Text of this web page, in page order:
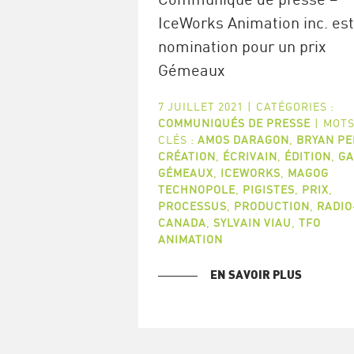
IceWorks Animation inc.
nomination pour un prix
Gémeaux
7 JUILLET 2021 | CATÉGORIES :
COMMUNIQUÉS DE PRESSE |
CLÉS : AMOS DARAGON BRYAN
CRÉATION
ÉCRIVAIN ÉDITION
GÉMEAUX
ICEWORKS
MAGOG
TECHNOPOLE, PIGISTES PRIX
PROCESSUS
PRODUCTION
CANADA SYLVAIN VIAU
TFO
ANIMATION
EN SAVOIR PLUS